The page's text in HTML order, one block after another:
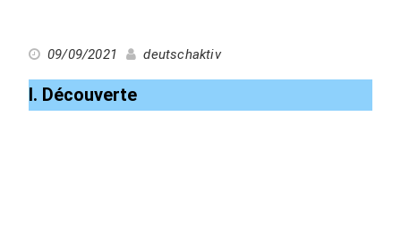
09/09/2021 deutschaktiv
I. Découverte